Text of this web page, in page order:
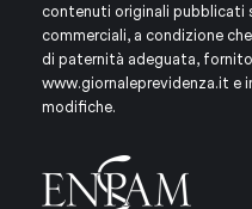
contenuti originali pubblicati
commerciali, a condizione
di paternità adeguata, fornito
www.giornaleprevidenza.it e
modifiche.